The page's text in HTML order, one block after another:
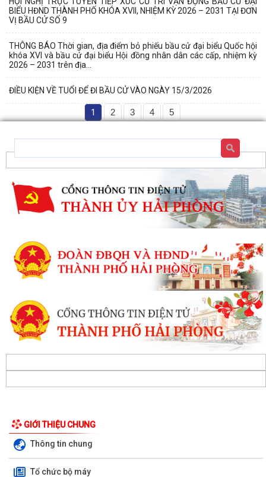
BIỂU HĐND THÀNH PHỐ KHÓA XVII, NHIỆM KỲ 2026 – 2031 TẠI ĐƠN
VỊ BẦU CỬ SỐ 9
THÔNG BÁO Thời gian, địa điểm bỏ phiếu bầu cử đại biểu Quốc hội
khóa XVI và bầu cử đại biểu Hội đồng nhân dân các cấp, nhiệm kỳ
2026 – 2031 trên địa...
ĐIỀU KIỆN VỀ TUỔI ĐỂ ĐI BẦU CỬ VÀO NGÀY 15/3/2026
1 2 3 4 5
GIỚI THIỆU CHUNG
Thông tin chung
Tổ chức bộ máy